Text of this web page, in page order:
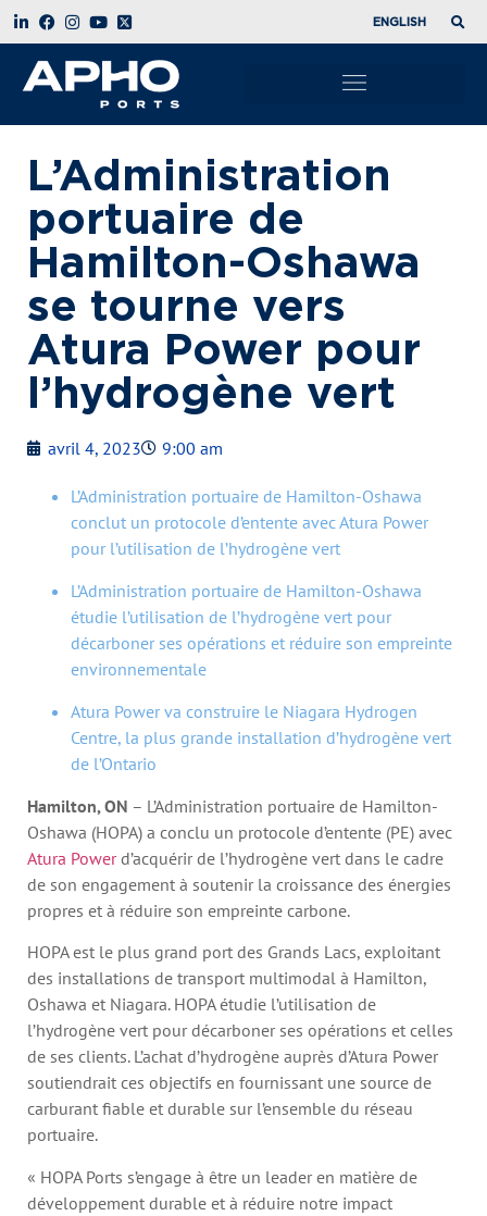
ENGLISH
L’Administration
portuaire de
Hamilton-Oshawa
se tourne vers
Atura Power pour
l’hydrogène vert
avril 4, 2023 9:00 am
L’Administration portuaire de Hamilton-Oshawa
conclut un protocole d’entente avec Atura Power
pour l’utilisation de l’hydrogène vert
L’Administration portuaire de Hamilton-Oshawa
étudie l’utilisation de l’hydrogène vert pour
décarboner ses opérations et réduire son empreinte
environnementale
Atura Power va construire le Niagara Hydrogen
Centre, la plus grande installation d’hydrogène vert
de l’Ontario
Hamilton, ON – L’Administration portuaire de Hamilton-
Oshawa (HOPA) a conclu un protocole d’entente (PE) avec
Atura Powerd’acquérir de l’hydrogène vert dans le cadre
de son engagement à soutenir la croissance des énergies
propres et à réduire son empreinte carbone.
HOPA est le plus grand port des Grands Lacs, exploitant
des installations de transport multimodal à Hamilton,
Oshawa et Niagara. HOPA étudie l’utilisation de
l’hydrogène vert pour décarboner ses opérations et celles
de ses clients. L’achat d’hydrogène auprès d’Atura Power
soutiendrait ces objectifs en fournissant une source de
carburant fiable et durable sur l’ensemble du réseau
portuaire.
« HOPA Ports s’engage à être un leader en matière de
développement durable et à réduire notre impact